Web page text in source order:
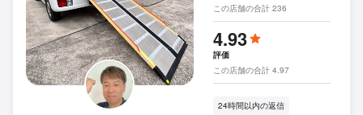
この店舗の合計 236
4.93
評価
この店舗の合計 4.97
24時間以内の返信